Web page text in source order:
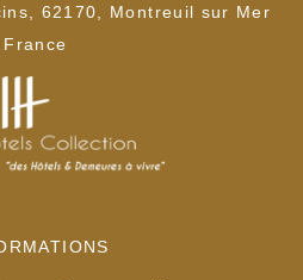
62170, Montreuil sur Mer
France